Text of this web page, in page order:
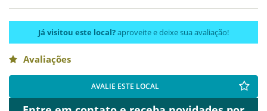
Já visitou este local?aproveite e deixe sua avaliação!
Avaliações
AVALIE ESTE LOCAL